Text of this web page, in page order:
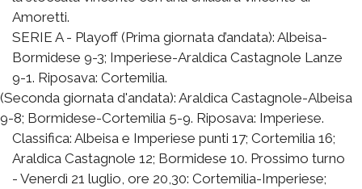
Amoretti.
SERIE A - Playoff (Prima giornata d’andata): Albeisa-
Bormidese 9-3; Imperiese-Araldica Castagnole Lanze
9-1. Riposava: Cortemilia.
(Seconda giornata d'andata): Araldica Castagnole-Albeisa
9-8; Bormidese-Cortemilia 5-9. Riposava: Imperiese.
Classifica: Albeisa e Imperiese punti 17; Cortemilia 16;
Araldica Castagnole 12; Bormidese 10. Prossimo turno
- Venerdì 21 luglio, ore 20,30: Cortemilia-Imperiese;